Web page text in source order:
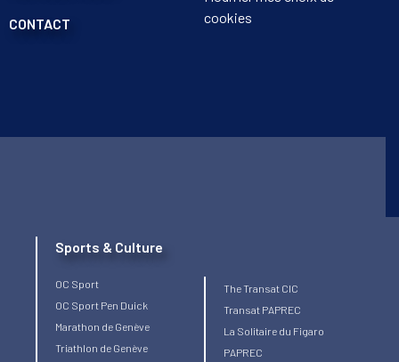
CONTACT
cookies
Sports & Culture
OC Sport
OC Sport Pen Duick
Marathon de Genève
Triathlon de Genève
The Transat CIC
Transat PAPREC
La Solitaire du Figaro
PAPREC